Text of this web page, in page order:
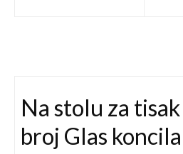
Na stolu za
broj Glas koncila